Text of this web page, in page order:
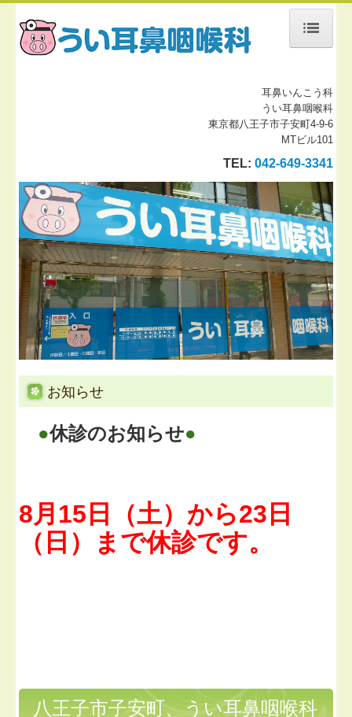
地図、交通案内
個人情報保護方針
耳鼻いんこう科
うい耳鼻咽喉科
東京都八王子市子安町4-9-6
MTビル101
TEL: 042-649-3341
お知らせ
●休診のお知らせ●
8月15日（土）から23日
（日）まで休診です。
八王子市子安町、うい耳鼻咽喉科